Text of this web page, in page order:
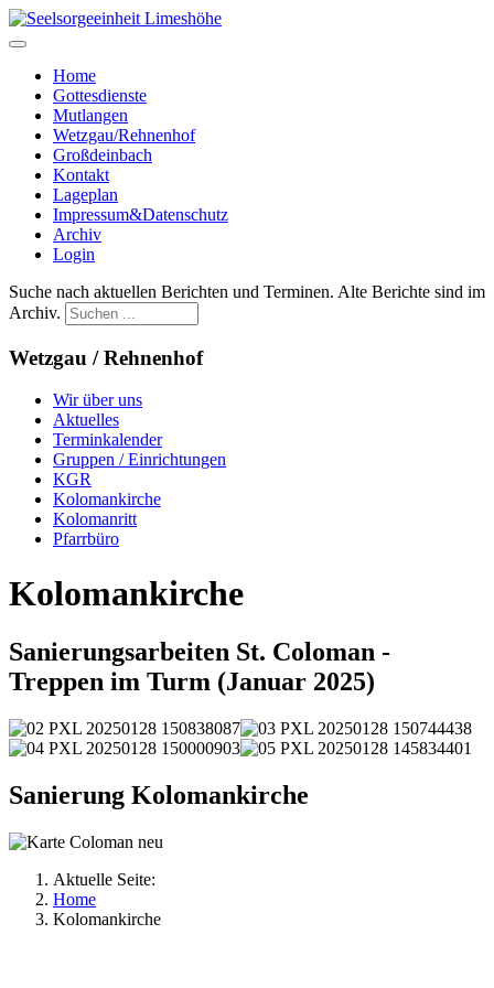
Home
Gottesdienste
Mutlangen
Wetzgau/Rehnenhof
Großdeinbach
Kontakt
Lageplan
Impressum&Datenschutz
Archiv
Login
Suche nach aktuellen Berichten und Terminen. Alte Berichte sind im
Archiv.
Wetzgau / Rehnenhof
Wir über uns
Aktuelles
Terminkalender
Gruppen / Einrichtungen
KGR
Kolomankirche
Kolomanritt
Pfarrbüro
Kolomankirche
Sanierungsarbeiten St. Coloman -
Treppen im Turm (Januar 2025)
Sanierung Kolomankirche
Aktuelle Seite:
Home
Kolomankirche